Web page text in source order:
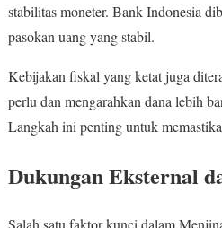
stabilitas moneter. Bank Indonesia
pasokan uang yang stabil.
Kebijakan fiskal yang ketat juga
perlu dan mengarahkan dana lebih
Langkah ini penting untuk
Dukungan Eksternal